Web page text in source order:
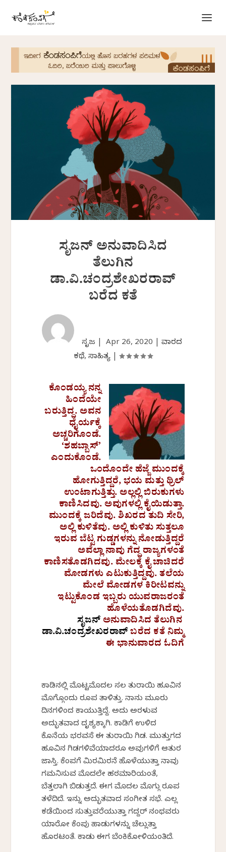
ಸೃಜನ್ ಅನುವಾದಿಸಿದ
ತೆಲುಗಿನ
ಡಾ.ವಿ.ಚಂದ್ರಶೇಖರರಾವ್
ಬರೆದ ಕತೆ
ಸೃಜನ್ | Apr 26, 2020
ವಾರದ
ಕಥೆ, ಸಾಹಿತ್ಯ
ಕೊಂಡಯ್ಯ ನನ್ನ
ಹಿಂದೆಯೇ
ಬರುತ್ತಿದ್ದ. ಅವನ
ಧೈರ್ಯಕ್ಕೆ
ಅಚ್ಚರಿಗೊಂಡೆ.
‘ಶಹಬ್ಬಾಸ್’
ಎಂದುಕೊಂಡೆ.
ಒಂದೊಂದೇ ಹೆಜ್ಜೆ ಮುಂದಕ್ಕೆ
ಹೋಗುತ್ತಿದ್ದರೆ, ಭಯ ಮತ್ತು ಥ್ರಿಲ್
ಉಂಟಾಗುತ್ತಿತ್ತು. ಅಲ್ಲಲ್ಲಿ ಬಿರುಕುಗಳು
ಕಾಣಿಸಿದವು. ಅವುಗಳಲ್ಲಿ ಕೈಯಿಡುತ್ತಾ.
ಮುಂದಕ್ಕೆ ಜರಿದೆವು. ಶಿಖರದ ತುದಿ ಸೇರಿ,
ಅಲ್ಲಿ ಕುಳಿತೆವು. ಅಲ್ಲಿ ಕುಳಿತು ಸುತ್ತಲೂ
ಇರುವ ಬೆಟ್ಟ ಗುಡ್ಡಗಳನ್ನು ನೋಡುತ್ತಿದ್ದರೆ
ಅವೆಲ್ಲಾ ನಾವು ಗೆದ್ದ ರಾಜ್ಯಗಳಂತೆ
ಕಾಣಿಸತೊಡಗಿದವು. ಮೇಲಕ್ಕೆ ಕೈ ಚಾಚಿದರೆ
ಮೋಡಗಳು ಎಟುಕುತ್ತಿದ್ದವು. ತಲೆಯ
ಮೇಲೆ ಮೋಡಗಳ ಕಿರೀಟವನ್ನು
ಇಟ್ಟುಕೊಂಡ ಇಬ್ಬರು ಯುವರಾಜರಂತೆ
ಹೊಳೆಯತೊಡಗಿದೆವು.
ಸೃಜನ್ ಅನುವಾದಿಸಿದ ತೆಲುಗಿನ
ಡಾ.ವಿ.ಚಂದ್ರಶೇಖರರಾವ್ಬರೆದ ಕತೆ ನಿಮ್ಮ
ಈ ಭಾನುವಾರದ ಓದಿಗೆ
ಕಾಡಿನಲ್ಲಿ ಮೊಟ್ಟಮೊದಲ ಸಲ ತುರಾಯಿ ಹೂವಿನ
ಮೊಗ್ಗೊಂದು ರೂಪ ತಾಳಿತ್ತು. ನಾನು ಮೂರು
ದಿನಗಳಿಂದ ಕಾಯುತ್ತಿದ್ದೆ. ಅದು ಅರಳುವ
ಅದ್ಭುತವಾದ ದೃಶ್ಯಕ್ಕಾಗಿ. ಕಾಡಿಗೆ ಉಳಿದ
ಕೊನೆಯ ಭರವಸೆ ಈ ತುರಾಯಿ ಗಿಡ. ಮುತ್ತುಗದ
ಹೂವಿನ ಗಿಡಗಳಿವೆಯಾದರೂ ಅವುಗಳಿಗೆ ಆತುರ
ಜಾಸ್ತಿ. ಕೆಂಪಗೆ ಮಿರಮಿರನೆ ಹೊಳೆಯುತ್ತಾ ನಾವು
ಗಮನಿಸುವ ಮೊದಲೇ ಹಠಮಾರಿಯಂತೆ,
ಬೆತ್ತಲಾಗಿ ಬಿಡುತ್ತದೆ. ಈಗ ಮೊದಲ ಮೊಗ್ಗು ರೂಪ
ತಳೆದಿದೆ. ಇನ್ನು ಅದ್ಭುತವಾದ ಸಂಗೀತ ಸಭೆ. ಎಲ್ಲ
ಕಡೆಯಿಂದ ಸುತ್ತುವರೆಯುತ್ತಾ ಗದ್ದರ್ ನಂಥವರು
ಯಾರೋ ಕೆಂಪು ಹಾಡುಗಳನ್ನು ಚೆಲ್ಲುತ್ತಾ
ಹೊರಟಂತೆ. ಕಾಡು ಈಗ ಬೆಂಕಿಕೋಳಿಯಂತಿದೆ.